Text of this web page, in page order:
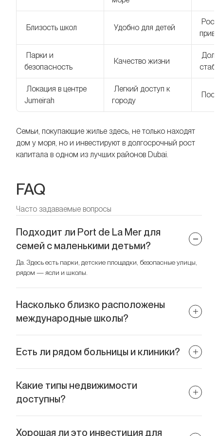
Близость школ Удобно для детей
Парки и
безопасность
Качество жизни
Локация в центре
Jumeirah
Легкий доступ к
городу
Семьи, покупающие жилье здесь, не только находят
дом у моря, но и инвестируют в долгосрочный рост
капитала в одном из лучших районов Dubai.
FAQ
Часто задаваемые вопросы
Подходит ли Port de La Mer для
семей с маленькими детьми?
Да. Здесь есть парки, детские площадки, безопасные улицы,
рядом — ясли и школы.
Насколько близко расположены
международные школы?
English School — в 10–20 минутах езды.
Есть ли рядом больницы и клиники?
Emirates Hospital, NMC Healthcare и другие.
Какие типы недвижимости
доступны?
просторными планировками.
Хорошая ли это инвестиция для